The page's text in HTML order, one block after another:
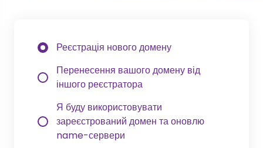
Реєстрація нового домену
Перенесення вашого домену від
іншого реєстратора
Я буду використовувати
зареєстрований домен та оновлю
name-сервери